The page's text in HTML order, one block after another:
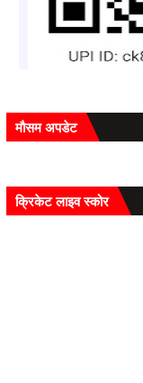
मौसम अपडेट
क्रिकेट लाइव स्कोर